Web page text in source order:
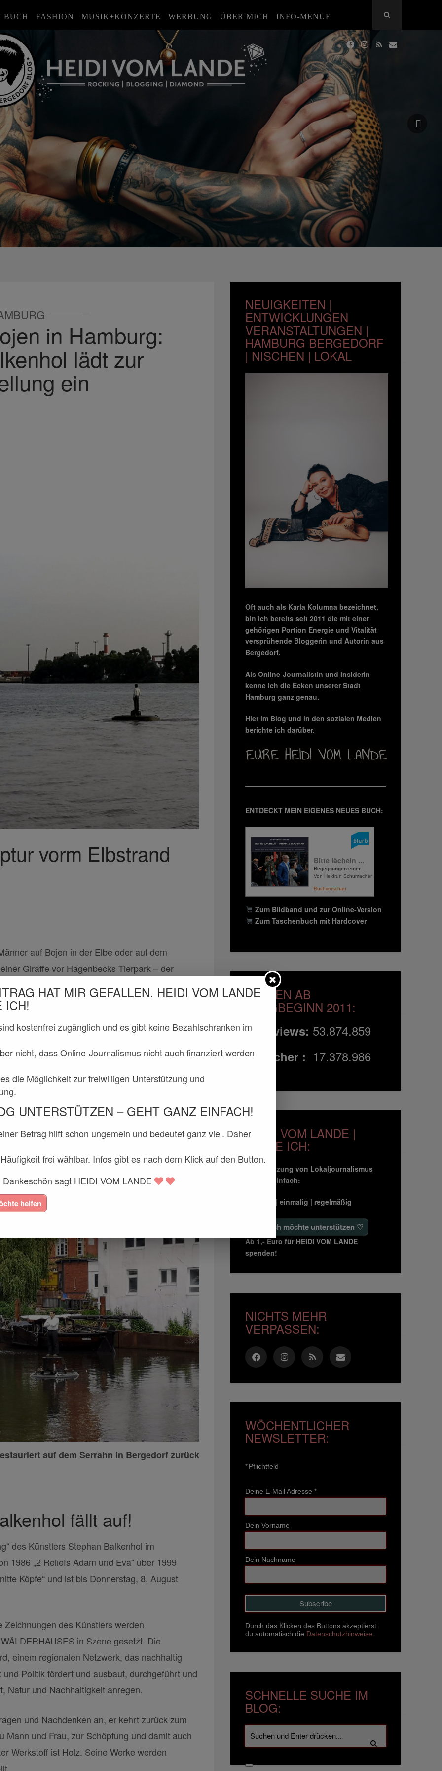
BUCH FASHION MUSIK+KONZERTE WERBUNG ÜBER MICH INFO-MENUE
in Hamburg:
lädt zur
ein
vorm Elbstrand
auf Bojen in der Elbe oder auf dem
Giraffe vor Hagenbecks Tierpark – der
in Hamburg schon viele Spuren
Schöpfung“ eröffnet das WÄLDERHAUS in
einzigartigen Zusammenstellung wenig
Blog zu gewinnen.
auf dem Serrahn in Bergedorf zurück
fällt auf!
des Künstlers Stephan Balkenhol im
1986 „2 Reliefs Adam und Eva“ über 1999
Köpfe“ und ist bis Donnerstag, 8. August
des Künstlers werden
in Szene gesetzt. Die
einem regionalen Netzwerk, das nachhaltig
Politik fördert und ausbaut, durchgeführt und
Natur und Nachhaltigkeit anregen.
und Nachdenken an, er kehrt zurück zum
Mann und Frau, zur Schöpfung und damit auch
Werkstoff ist Holz. Seine Werke werden
NEUIGKEITEN |
ENTWICKLUNGEN
VERANSTALTUNGEN |
HAMBURG BERGEDORF
| NISCHEN | LOKAL
Oft auch als Karla Kolumna bezeichnet,
bin ich bereits seit 2011 die mit einer
gehörigen Portion Energie und Vitalität
versprühende Bloggerin und Autorin aus
Bergedorf.
Als Online-Journalistin und Insiderin
kenne ich die Ecken unserer Stadt
Hamburg ganz genau.
Hier im Blog und in den sozialen Medien
berichte ich darüber.
ENTDECKT MEIN EIGENES NEUES BUCH:
Bitte lächeln ...
Begegnungen einer ...
Von Heidrun Schumacher
Buchvorschau
Zum Bildband und zur Online-Version
Zum Taschenbuch mit Hardcover
ZAHLEN AB
BLOGBEGINN 2011:
Pageviews: 53.874.859
Besucher : 17.378.986
HEIDI VOM LANDE |
ZAHLE ICH:
Unterstützung von Lokaljournalismus
geht so einfach:
freiwillig | einmalig | regelmäßig
♡ Ja, ich möchte unterstützen ♡
Ab 1,- Euro für HEIDI VOM LANDE
spenden!
NICHTS MEHR
VERPASSEN:
WÖCHENTLICHER
NEWSLETTER:
*Pflichtfeld
Deine E-Mail Adresse *
Dein Vorname
Dein Nachname
Durch das Klicken des Buttons akzeptierst
du automatisch die Datenschutzhinweise.
SCHNELLE SUCHE IM
BLOG:
HAT MIR GEFALLEN. HEIDI VOM LANDE
ICH!
kostenfrei zugänglich und es gibt keine Bezahlschranken im
nicht, dass Online-Journalismus nicht auch finanziert werden
die Möglichkeit zur freiwilligen Unterstützung und
UNTERSTÜTZEN – GEHT GANZ EINFACH!
Betrag hilft schon ungemein und bedeutet ganz viel. Daher
frei wählbar. Infos gibt es nach dem Klick auf den Button.
sagt HEIDI VOM LANDE
helfen